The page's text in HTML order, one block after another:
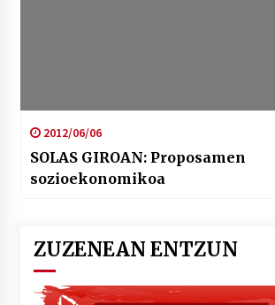
2012/06/06
SOLAS GIROAN: Proposamen
sozioekonomikoa
ZUZENEAN ENTZUN